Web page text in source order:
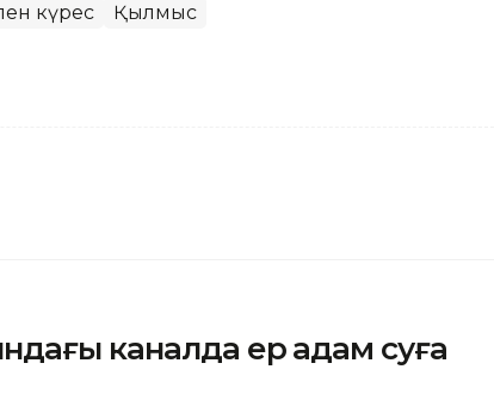
күрес Қылмыс
каналда ер адам суға